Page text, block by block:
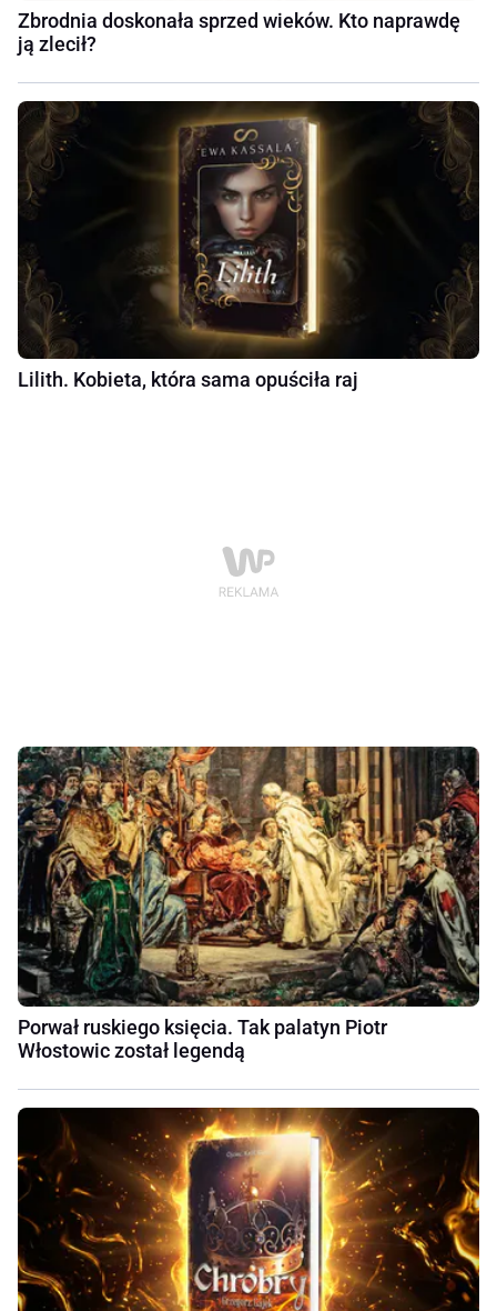
Zbrodnia doskonała sprzed wieków. Kto naprawdę
ją zlecił?
Lilith. Kobieta, która sama opuściła raj
Porwał ruskiego księcia. Tak palatyn Piotr
Włostowic został legendą